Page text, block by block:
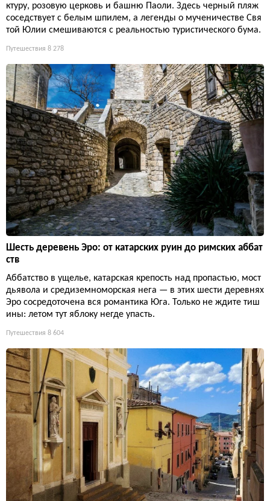
ктуру, розовую церковь и башню Паоли. Здесь черный пляж
соседствует с белым шпилем, а легенды о мученичестве Свя
той Юлии смешиваются с реальностью туристического бума.
Путешествия 8 278
Шесть деревень Эро: от катарских руин до римских аббат
ств
Аббатство в ущелье, катарская крепость над пропастью, мост
дьявола и средиземноморская нега — в этих шести деревнях
Эро сосредоточена вся романтика Юга. Только не ждите тиш
ины: летом тут яблоку негде упасть.
Путешествия 8 604